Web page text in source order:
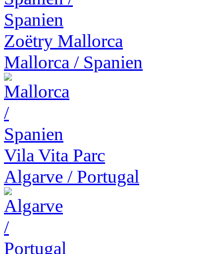
Zoëtry Mallorca
Mallorca / Spanien
Vila Vita Parc
Algarve / Portugal